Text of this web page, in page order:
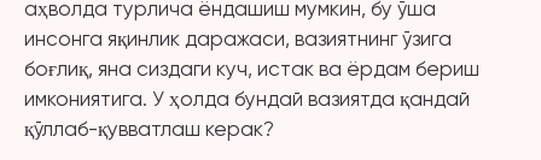
аҳволда турлича ёндашиш мумкин, бу ўша
инсонга яқинлик даражаси, вазиятнинг ўзига
боғлиқ, яна сиздаги куч, истак ва ёрдам бериш
имкониятига. У ҳолда бундай вазиятда қандай
қўллаб-қувватлаш керак?